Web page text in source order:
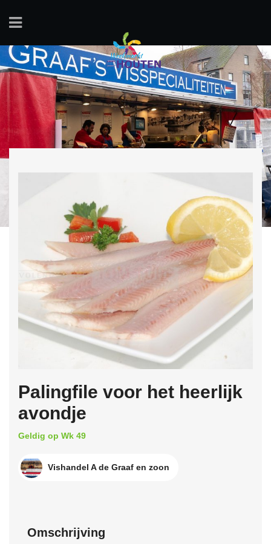
Palingfile voor het heerlijk
avondje
Geldig op Wk 49
Vishandel A de Graaf en zoon
Omschrijving